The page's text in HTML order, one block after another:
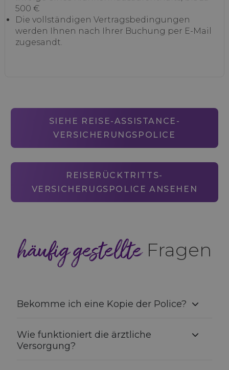
500 €
Die vollständigen Vertragsbedingungen
werden Ihnen nach Ihrer Buchung per E-Mail
zugesandt.
SIEHE REISE-ASSISTANCE-
VERSICHERUNGSPOLICE
REISERÜCKTRITTS-
VERSICHERUGSPOLICE ANSEHEN
häufig gestellteFragen
Bekomme ich eine Kopie der Police?
Wie funktioniert die ärztliche
Versorgung?